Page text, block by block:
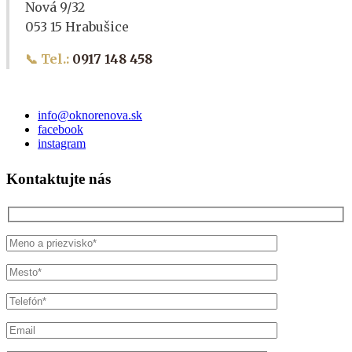
Nová 9/32
053 15 Hrabušice
📞 Tel.: 0917 148 458
info@oknorenova.sk
facebook
instagram
Kontaktujte nás